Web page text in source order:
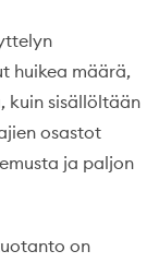
huikea määrä,
kuin sisällöltään
osastot
ja paljon
on